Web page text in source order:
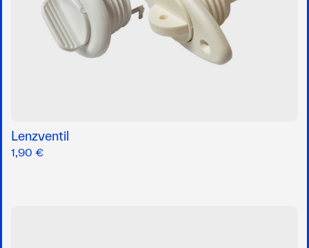
Lenzventil
1,90 €